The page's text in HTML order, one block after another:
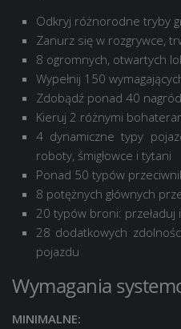
Odkryj różnorodne tryby
Zanurz się w rozgrywce,
8 ogromnych, otwartych
Wypełnij 150
Zdobądź ponad 40 nagród
Kieruj 2 różnymi
4 dynamiczne typy
roboty, śmigłowce i tytani
Ponad 50 typów
8 potężnych głównych
20 typów broni: przeładuj
28 dodatkowych
pojazdu
Wymagania
MINIMALNE: